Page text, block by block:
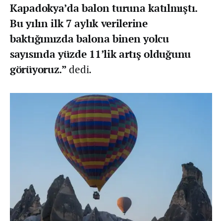
Kapadokya’da balon turuna katılmıştı.
Bu yılın ilk 7 aylık verilerine
baktığımızda balona binen yolcu
sayısında yüzde 11’lik artış olduğunu
görüyoruz.”dedi.